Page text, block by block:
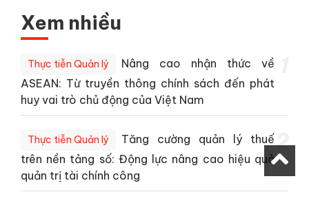
Xem nhiều
Thực tiễn Quản lý
Nâng cao nhận thức về
ASEAN: Từ truyền thông chính sách đến phát
huy vai trò chủ động của Việt Nam
Thực tiễn Quản lý
Tăng cường quản lý thuế
trên nền tảng số: Động lực nâng cao hiệu quả
quản trị tài chính công
2